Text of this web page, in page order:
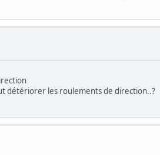
détériorer les roulements de direction..?